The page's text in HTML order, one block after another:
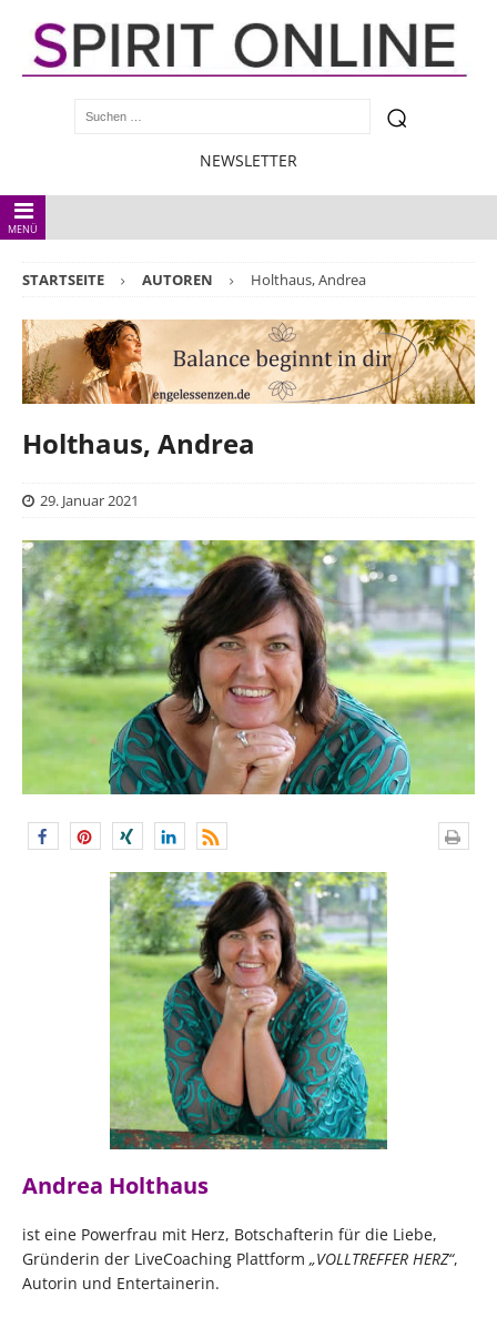
NEWSLETTER
MENÜ
STARTSEITE AUTOREN Holthaus, Andrea
Holthaus, Andrea
29. Januar 2021
Andrea Holthaus
ist eine Powerfrau mit Herz, Botschafterin für die Liebe,
Gründerin der LiveCoaching Plattform „VOLLTREFFER HERZ“,
Autorin und Entertainerin.